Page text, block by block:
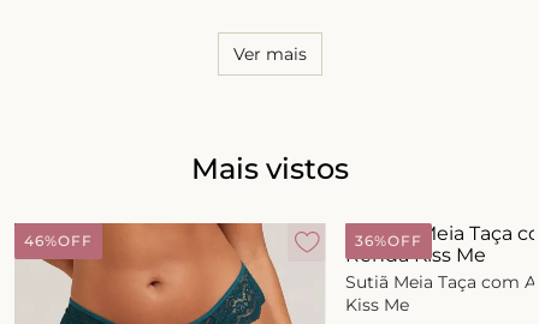
caimento, tanto para as calcinhas quanto para os sutiãs.
Ver mais
Mais vistos
46%OFF 36%OFF
Sutiã Meia Taça com
Kiss Me